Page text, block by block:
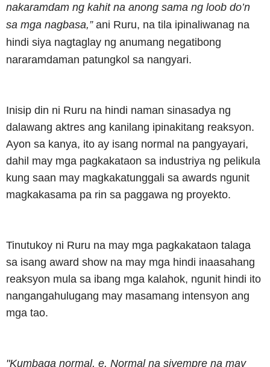
nakaramdam ng kahit na anong sama ng loob do’n
sa mga nagbasa,”ani Ruru, na tila ipinaliwanag na
hindi siya nagtaglay ng anumang negatibong
nararamdaman patungkol sa nangyari.
Inisip din ni Ruru na hindi naman sinasadya ng
dalawang aktres ang kanilang ipinakitang reaksyon.
Ayon sa kanya, ito ay isang normal na pangyayari,
dahil may mga pagkakataon sa industriya ng pelikula
kung saan may magkakatunggali sa awards ngunit
magkakasama pa rin sa paggawa ng proyekto.
Tinutukoy ni Ruru na may mga pagkakataon talaga
sa isang award show na may mga hindi inaasahang
reaksyon mula sa ibang mga kalahok, ngunit hindi ito
nangangahulugang may masamang intensyon ang
mga tao.
"Kumbaga normal, e. Normal na siyempre na may